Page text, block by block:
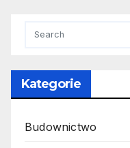
Kategorie
Budownictwo